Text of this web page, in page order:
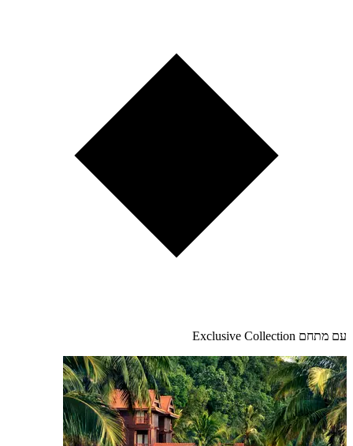
עם מתחם Exclusive Collection